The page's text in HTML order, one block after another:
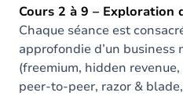
Cours 2 à 9 – Exploration
Chaque séance est
approfondie d’un
(freemium, hidden
peer-to-peer, razor &